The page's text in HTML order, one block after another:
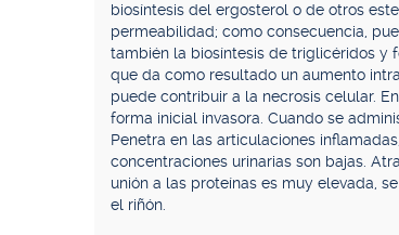
biosíntesis del ergosterol o de otros
permeabilidad; como consecuencia,
también la biosíntesis de triglicéridos y
que da como resultado un aumento
puede contribuir a la necrosis celular. En
forma inicial invasora. Cuando se
Penetra en las articulaciones
concentraciones urinarias son bajas.
unión a las proteínas es muy elevada,
el riñón.